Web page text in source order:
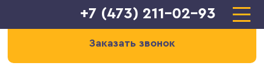
+7 (473) 211-02-93
Заказать звонок